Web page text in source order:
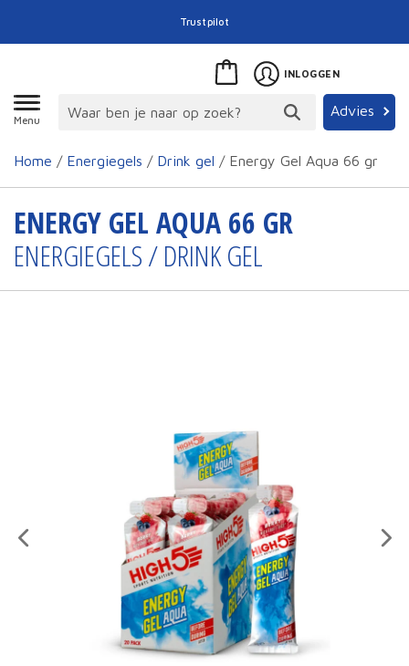
Trustpilot
Menu
Advies
INLOGGEN
Home / Energiegels / Drink gel / Energy Gel Aqua 66 gr
ENERGY GEL AQUA 66 GR
ENERGIEGELS / DRINK GEL